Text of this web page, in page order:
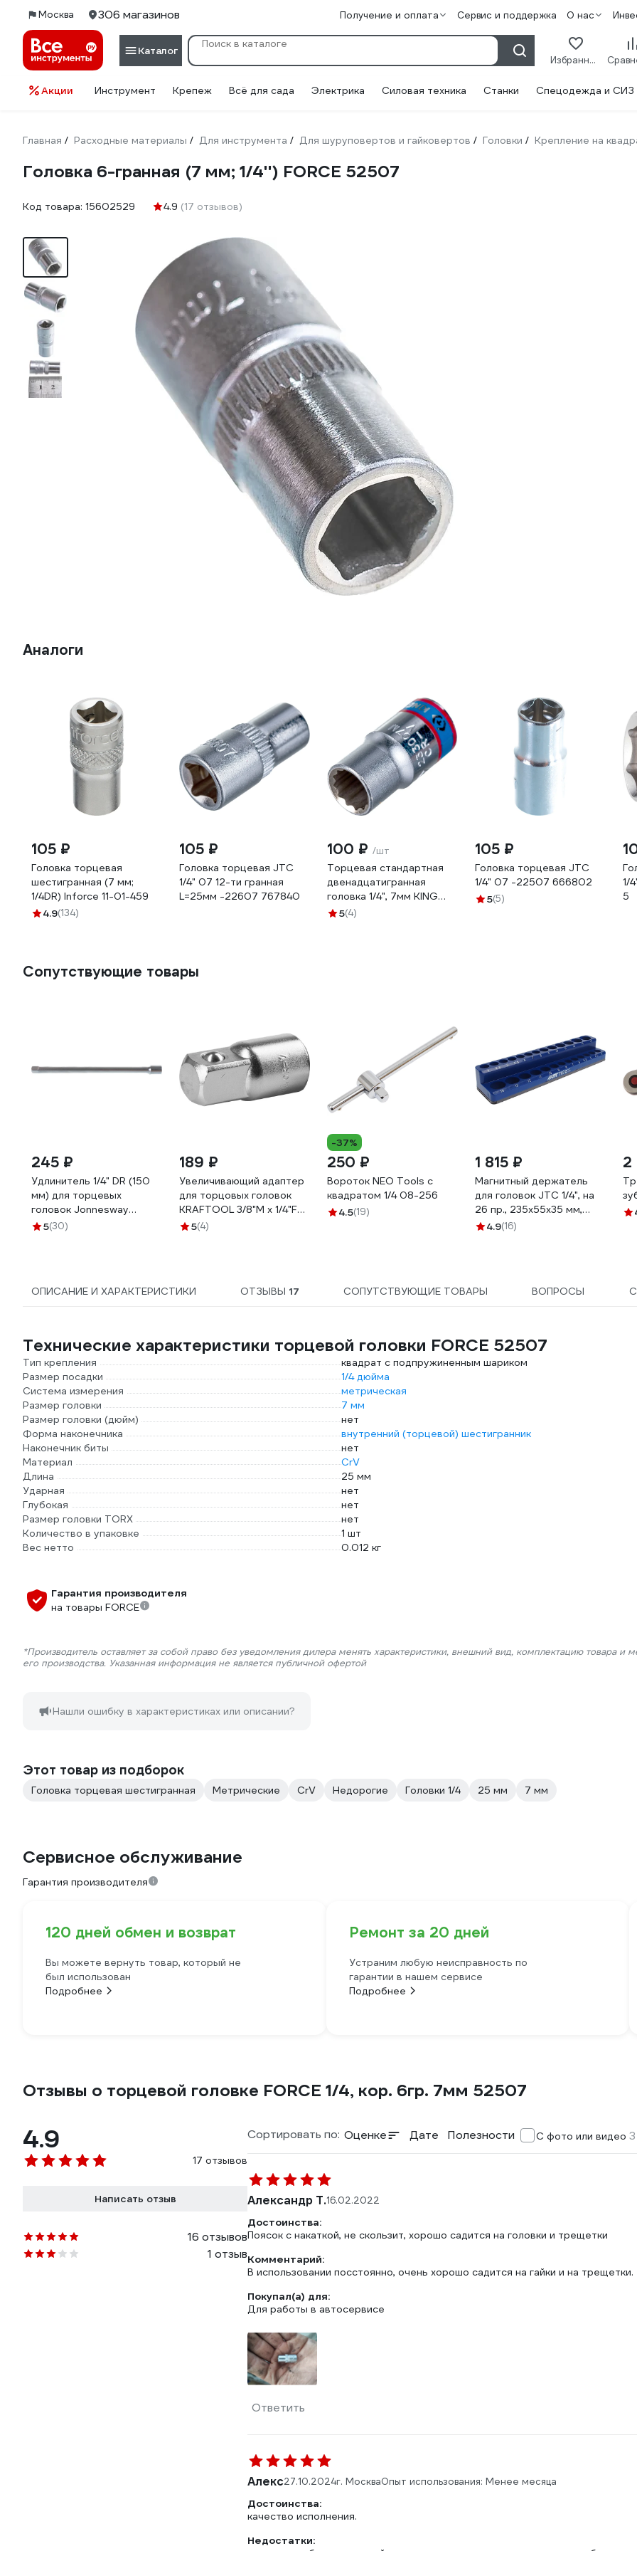
Москва 306 магазинов Получение и оплата Сервис и поддержка О нас
Каталог
Избранное
Акции Инструмент Крепеж Всё для сада Электрика Силовая техника Станки Спецодежда и СИЗ
Главная / Расходные материалы / Для инструмента / Для шуруповертов и гайковертов / Головки / Крепление на
Головка 6-гранная (7 мм; 1/4'') FORCE 52507
Код товара: 15602529 4.9 (17 отзывов)
Аналоги
105 ₽
Головка торцевая
шестигранная (7 мм;
1/4DR) Inforce 11-01-459
4.9(134)
105 ₽
Головка торцевая JTC
1/4" 07 12-ти гранная
L=25мм -22607 767840
100 ₽ /шт
Торцевая стандартная
двенадцатигранная
головка 1/4", 7мм KING
TONY 233007M
5(4)
105 ₽
Головка торцевая JTC
1/4" 07 -22507 666802
5(5)
1/
5
Сопутствующие товары
245 ₽
Удлинитель 1/4" DR (150
мм) для торцевых
головок Jonnesway
S24H2150
5(30)
189 ₽
Увеличивающий адаптер
для торцовых головок
KRAFTOOL 3/8"M x 1/4"F
27840_z01
5(4)
-37%
250 ₽
Вороток NEO Tools с
квадратом 1/4 08-256
4.5(19)
1 815 ₽
Магнитный держатель
для головок JTC 1/4", на
26 пр., 235x55x35 мм,
7672 883270
4.9(16)
2
ОПИСАНИЕ И ХАРАКТЕРИСТИКИ ОТЗЫВЫ 17 СОПУТСТВУЮЩИЕ ТОВАРЫ ВОПРОСЫ
Технические характеристики торцевой головки FORCE 52507
Тип крепления
квадрат с подпружиненным шариком
Размер посадки
1/4 дюйма
Система измерения
метрическая
Размер головки
7 мм
Размер головки (дюйм)
нет
Форма наконечника
внутренний (торцевой) шестигранник
Наконечник биты
нет
Материал
CrV
Длина
25 мм
Ударная
нет
Глубокая
нет
Размер головки TORX
нет
Количество в упаковке
1 шт
Вес нетто
0.012 кг
Гарантия производителя
на товары FORCE
*Производитель оставляет за собой право без уведомления дилера менять характеристики, внешний вид, комплектацию товара и
его производства. Указанная информация не является публичной офертой
Нашли ошибку в характеристиках или описании?
Этот товар из подборок
Головка торцевая шестигранная Метрические CrV Недорогие Головки 1/4 25 мм 7 мм
Сервисное обслуживание
Гарантия производителя
120 дней обмен и возврат
Вы можете вернуть товар, который не
был использован
Подробнее
Ремонт за 20 дней
Устраним любую неисправность по
гарантии в нашем сервисе
Подробнее
Отзывы о торцевой головке FORCE 1/4, кор. 6гр. 7мм 52507
4.9
17 отзывов
Написать отзыв
16 отзывов
1 отзыв
Сортировать по: Оценке Дате Полезности С фото или видео 3
Александр Т.16.02.2022
Достоинства:
Поясок с накаткой, не скользит, хорошо садится на головки и трещетки
Комментарий:
В использовании посстоянно, очень хорошо садится на гайки и на трещетки.
Покупал(а) для:
Для работы в автосервисе
Ответить
Алекс27.10.2024г. МоскваОпыт использования: Менее месяца
Достоинства:
качество исполнения.
Недостатки: